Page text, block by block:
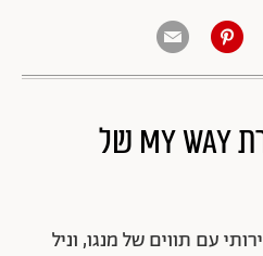
בושם YLANG מסדרת MY WAY של
עם תווים של מנגו, וניל